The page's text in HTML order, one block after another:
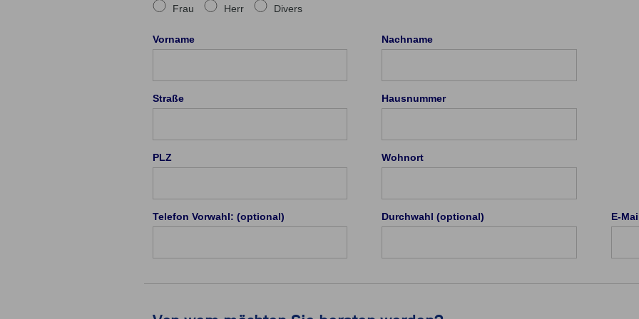
Frau Herr Divers
Vorname Nachname
Straße Hausnummer
PLZ Wohnort
Telefon Vorwahl: (optional) Durchwahl (optional) E-